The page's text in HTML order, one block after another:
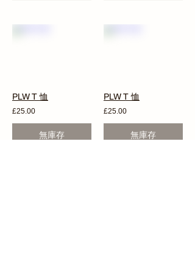
PLW T 恤
£25.00
無庫存
PLW T 恤
£25.00
無庫存